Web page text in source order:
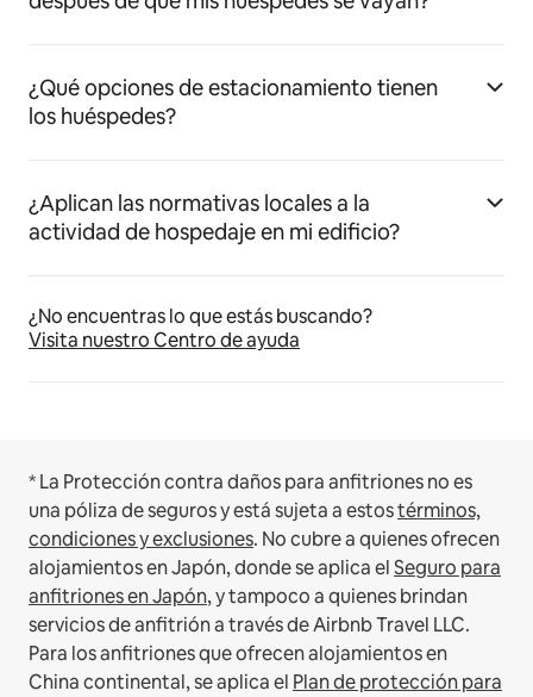
¿Qué opciones de estacionamiento tienen
los huéspedes?
¿Aplican las normativas locales a la
actividad de hospedaje en mi edificio?
¿No encuentras lo que estás buscando?
Visita nuestro Centro de ayuda
* La Protección contra daños para anfitriones no es
una póliza de seguros y está sujeta a estostérminos,
condiciones y exclusiones. No cubre a quienes ofrecen
alojamientos en Japón, donde se aplica elSeguro para
anfitriones en Japón, y tampoco a quienes brindan
servicios de anfitrión a través de Airbnb Travel LLC.
Para los anfitriones que ofrecen alojamientos en
China continental, se aplica el Plan de protección para